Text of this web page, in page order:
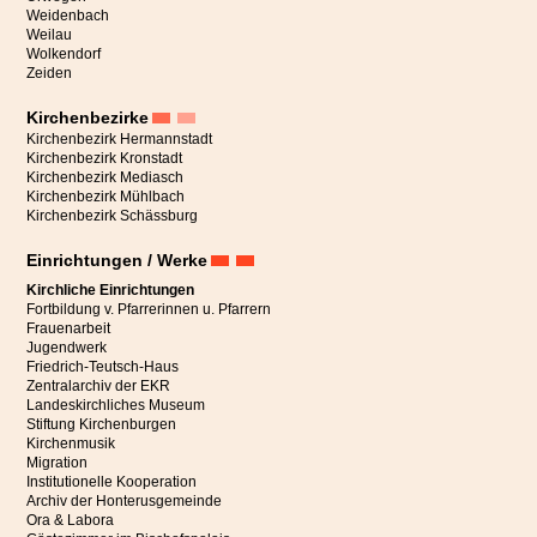
„Endlich sind die Engel an ihrem Platz,“
Katharina Schmidt in ihrer Rede in der Bergkirche Mitte Juli in
Hetzeldorf anlässlich eines feierlichen Gottesdienstes zur Fertigstellung
dieses besonderen Projekts.
Die Kirche auf dem Hetzeldorfer Friedhof wurde dank zahlreicher Spenden in
den Jahren 2021 bis 2023 umfassend renoviert und danach feierlich wieder
Weidenbach
Weilau
Wolkendorf
Zeiden
Kirchenbezirke
Kirchenbezirk Hermannstadt
Kirchenbezirk Kronstadt
Kirchenbezirk Mediasch
Kirchenbezirk Mühlbach
Kirchenbezirk Schässburg
Einrichtungen / Werke
Kirchliche Einrichtungen
Fortbildung v. Pfarrerinnen u. Pfarrern
Frauenarbeit
Jugendwerk
Friedrich-Teutsch-Haus
Zentralarchiv der EKR
Landeskirchliches Museum
Stiftung Kirchenburgen
Kirchenmusik
Migration
Institutionelle Kooperation
Archiv der Honterusgemeinde
Ora & Labora